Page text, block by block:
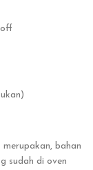
bahan
sudah di oven